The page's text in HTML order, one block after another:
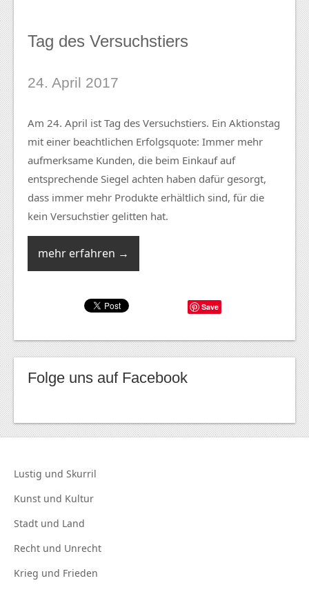
Tag des Versuchstiers
24. April 2017
Am 24. April ist Tag des Versuchstiers. Ein Aktionstag
mit einer beachtlichen Erfolgsquote: Immer mehr
aufmerksame Kunden, die beim Einkauf auf
entsprechende Siegel achten haben dafür gesorgt,
dass immer mehr Produkte erhältlich sind, für die
kein Versuchstier gelitten hat.
mehr erfahren →
Save
Folge uns auf Facebook
Lustig und Skurril
Kunst und Kultur
Stadt und Land
Recht und Unrecht
Krieg und Frieden